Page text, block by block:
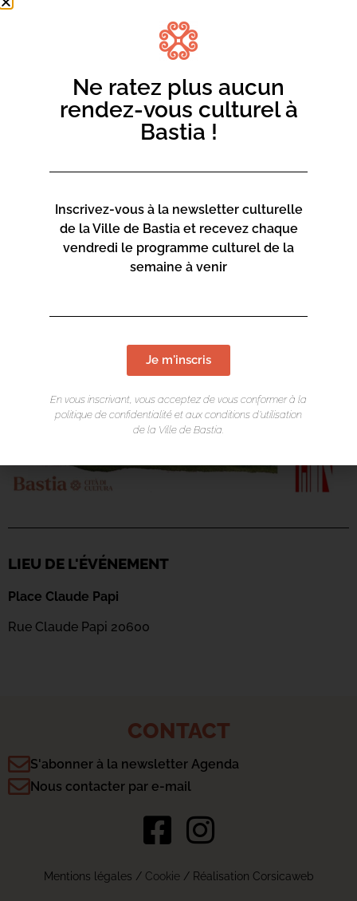
LIEU DE L'ÉVÉNEMENT
Place Claude Papi
Rue Claude Papi 20600
CONTACT
S'abonner à la newsletter Agenda
Nous contacter par e-mail
Mentions légales / Cookie/ Réalisation Corsicaweb
Ne ratez plus aucun
rendez-vous culturel à
Bastia !
Inscrivez-vous à la newsletter culturelle
de la Ville de Bastia et recevez chaque
vendredi le programme culturel de la
semaine à venir
Je m'inscris
En vous inscrivant, vous acceptez de vous conformer à la
politique de confidentialité et aux conditions d’utilisation
de la Ville de Bastia.